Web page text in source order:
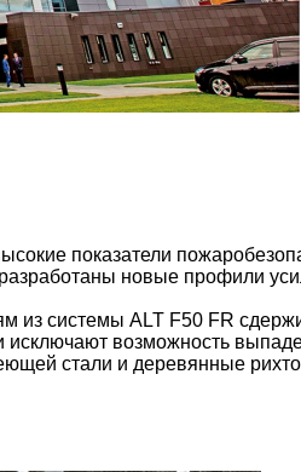
показатели
новые профили
из системы ALT F50 FR
возможность
стали и деревянные